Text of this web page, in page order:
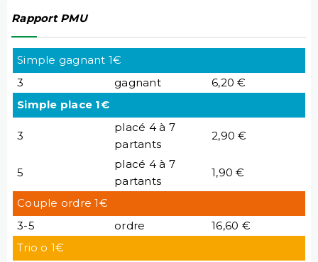
Rapport PMU
Simple gagnant 1€
3
gagnant
6,20 €
Simple place 1€
3
placé 4 à 7
partants
2,90 €
5
placé 4 à 7
partants
1,90 €
Couple ordre 1€
3-5
ordre
16,60 €
Trio o 1€